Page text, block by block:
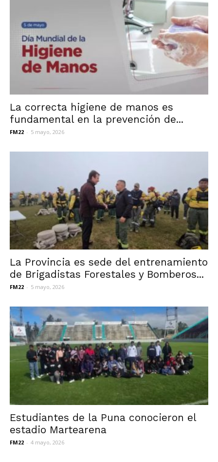
La correcta higiene de manos es
fundamental en la prevención de...
FM22 - 5 mayo, 2026
La Provincia es sede del entrenamiento
de Brigadistas Forestales y Bomberos...
FM22 - 5 mayo, 2026
Estudiantes de la Puna conocieron el
estadio Martearena
FM22 - 4 mayo, 2026